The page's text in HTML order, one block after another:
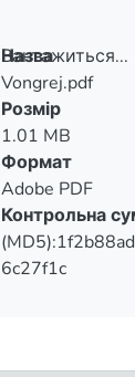
Вантажиться...
Вантажиться...
Назва
Vongrej.pdf
Розмір
1.01 MB
Формат
Adobe PDF
Контрольна
6c27f1c